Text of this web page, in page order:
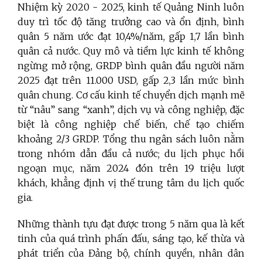
Nhiệm kỳ 2020 - 2025, kinh tế Quảng Ninh luôn
duy trì tốc độ tăng trưởng cao và ổn định, bình
quân 5 năm ước đạt 10,4%/năm, gấp 1,7 lần bình
quân cả nước. Quy mô và tiềm lực kinh tế không
ngừng mở rộng, GRDP bình quân đầu người năm
2025 đạt trên 11.000 USD, gấp 2,3 lần mức bình
quân chung. Cơ cấu kinh tế chuyển dịch mạnh mẽ
từ “nâu” sang “xanh”, dịch vụ và công nghiệp, đặc
biệt là công nghiệp chế biến, chế tạo chiếm
khoảng 2/3 GRDP. Tổng thu ngân sách luôn nằm
trong nhóm dẫn đầu cả nước; du lịch phục hồi
ngoạn mục, năm 2024 đón trên 19 triệu lượt
khách, khẳng định vị thế trung tâm du lịch quốc
gia.
Những thành tựu đạt được trong 5 năm qua là kết
tinh của quá trình phấn đấu, sáng tạo, kế thừa và
phát triển của Đảng bộ, chính quyền, nhân dân